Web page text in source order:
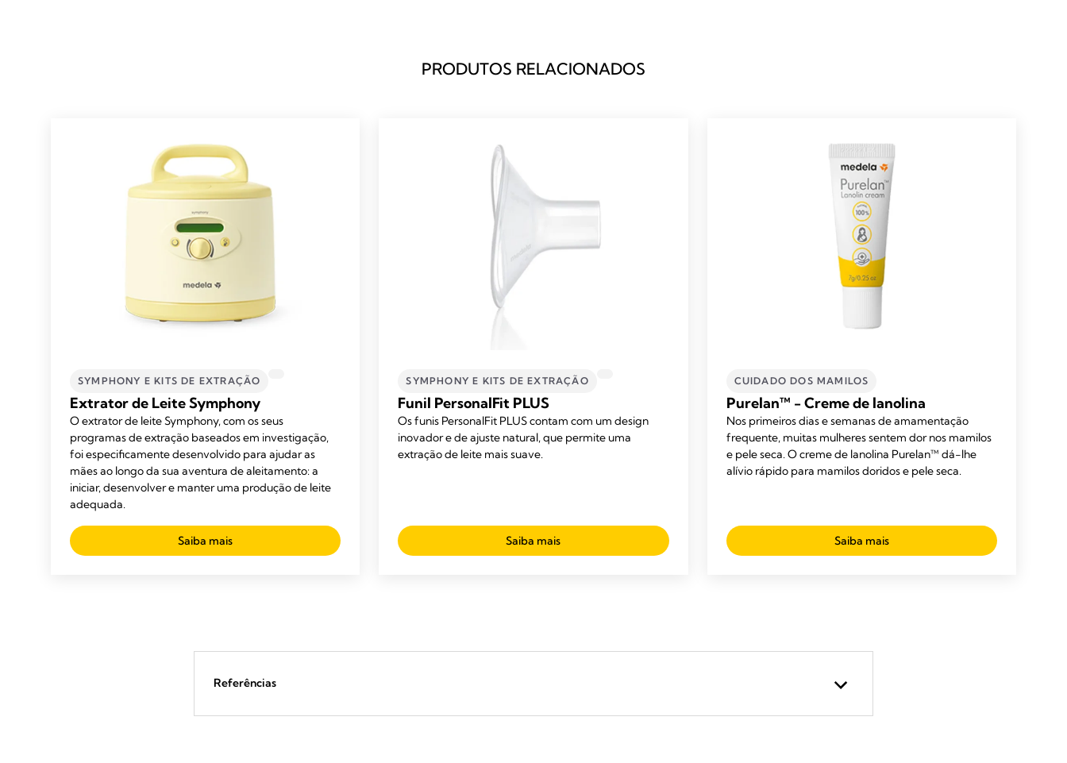
PRODUTOS RELACIONADOS
SYMPHONY E KITS DE EXTRAÇÃO
Extrator de Leite Symphony
O extrator de leite Symphony, com os seus
programas de extração baseados em investigação,
foi especificamente desenvolvido para ajudar as
mães ao longo da sua aventura de aleitamento: a
iniciar, desenvolver e manter uma produção de leite
adequada.
Saiba mais
SYMPHONY E KITS DE EXTRAÇÃO
Funil PersonalFit PLUS
Os funis PersonalFit PLUS contam com um design
inovador e de ajuste natural, que permite uma
extração de leite mais suave.
Saiba mais
CUIDADO DOS MAMILOS
Purelan™ - Creme de lanolina
Nos primeiros dias e semanas de amamentação
frequente, muitas mulheres sentem dor nos mamilos
e pele seca. O creme de lanolina Purelan™ dá-lhe
alívio rápido para mamilos doridos e pele seca.
Saiba mais
Referências